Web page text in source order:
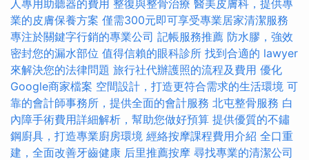
人專用助聽器的費用 整復與整骨治療 醫美皮膚科，提供專
業的皮膚保養方案 僅需300元即可享受專業居家清潔服務
專注於關鍵字行銷的專業公司 記帳服務推薦 防水膠，強效
密封您的漏水部位 值得信賴的眼科診所 找到合適的 lawyer
來解決您的法律問題 旅行社代辦護照的流程及費用 優化
Google商家檔案 空間設計，打造更符合需求的生活環境 可
靠的會計師事務所，提供全面的會計服務 北屯整骨服務 白
內障手術費用詳細解析，幫助您做好預算 提供優質的不鏽
鋼廚具，打造專業廚房環境 經絡按摩課程費用介紹 全口重
建，全面改善牙齒健康 后里推薦按摩 尋找專業的清潔公司